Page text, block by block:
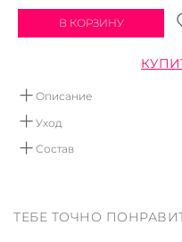
В КОРЗИНУ
Описание
Вязаный платок из 100%
Уход
Состав
ТЕБЕ ТОЧНО